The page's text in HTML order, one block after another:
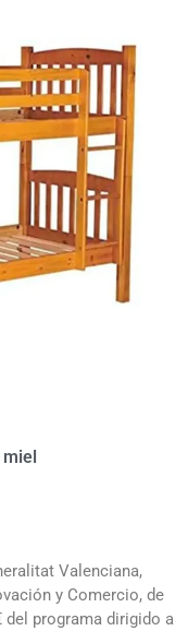
Valenciana,
y Comercio, de
programa dirigido a